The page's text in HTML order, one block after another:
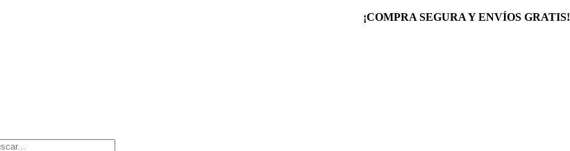
¡COMPRA SEGURA Y ENVÍOS GRATIS!